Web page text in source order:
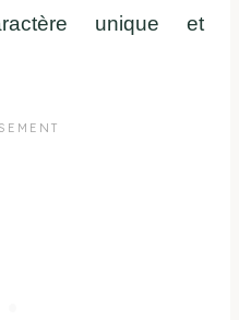
unique et